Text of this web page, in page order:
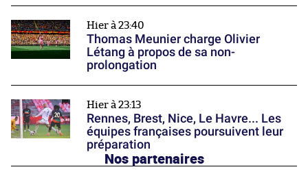
Hier à 23:40
Thomas Meunier charge Olivier
Létang à propos de sa non-
prolongation
Hier à 23:13
Rennes, Brest, Nice, Le Havre... Les
équipes françaises poursuivent leur
préparation
Nos partenaires